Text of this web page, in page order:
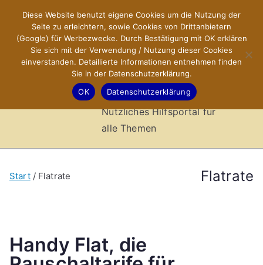
springen
X-Sites.de
–
Hilfsportal
Nützliches Hilfsportal für
alle Themen
Flatrate
Start Flatrate
Handy Flat, die
Diese Website benutzt eigene Cookies um die Nutzung der
Seite zu erleichtern, sowie Cookies von Drittanbietern
(Google) für Werbezwecke. Durch Bestätigung mit OK erklären
Sie sich mit der Verwendung / Nutzung dieser Cookies
einverstanden. Detaillierte Informationen entnehmen finden
Sie in der Datenschutzerklärung.
OK
Datenschutzerklärung